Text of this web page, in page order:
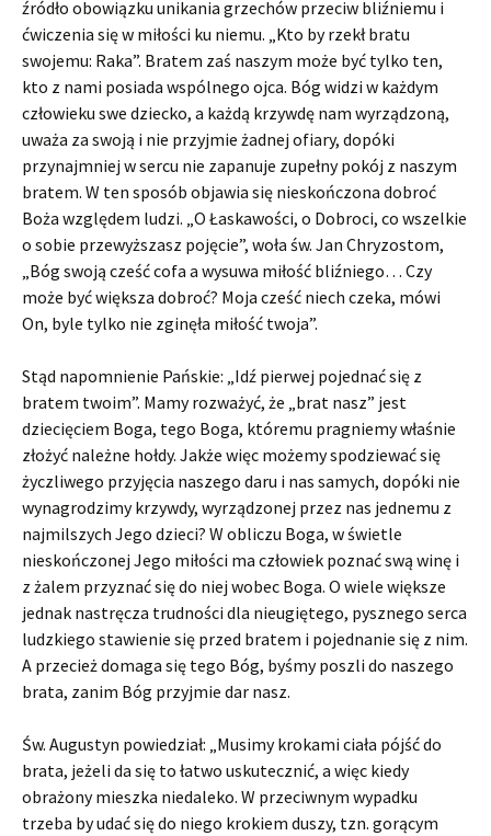
źródło obowiązku unikania grzechów przeciw bliźniemu i
ćwiczenia się w miłości ku niemu. „Kto by rzekł bratu
swojemu: Raka”. Bratem zaś naszym może być tylko ten,
kto z nami posiada wspólnego ojca. Bóg widzi w każdym
człowieku swe dziecko, a każdą krzywdę nam wyrządzoną,
uważa za swoją i nie przyjmie żadnej ofiary, dopóki
przynajmniej w sercu nie zapanuje zupełny pokój z naszym
bratem. W ten sposób objawia się nieskończona dobroć
Boża względem ludzi. „O Łaskawości, o Dobroci, co wszelkie
o sobie przewyższasz pojęcie”, woła św. Jan Chryzostom,
„Bóg swoją cześć cofa a wysuwa miłość bliźniego… Czy
może być większa dobroć? Moja cześć niech czeka, mówi
On, byle tylko nie zginęła miłość twoja”.
Stąd napomnienie Pańskie: „Idź pierwej pojednać się z
bratem twoim”. Mamy rozważyć, że „brat nasz” jest
dziecięciem Boga, tego Boga, któremu pragniemy właśnie
złożyć należne hołdy. Jakże więc możemy spodziewać się
życzliwego przyjęcia naszego daru i nas samych, dopóki nie
wynagrodzimy krzywdy, wyrządzonej przez nas jednemu z
najmilszych Jego dzieci? W obliczu Boga, w świetle
nieskończonej Jego miłości ma człowiek poznać swą winę i
z żalem przyznać się do niej wobec Boga. O wiele większe
jednak nastręcza trudności dla nieugiętego, pysznego serca
ludzkiego stawienie się przed bratem i pojednanie się z nim.
A przecież domaga się tego Bóg, byśmy poszli do naszego
brata, zanim Bóg przyjmie dar nasz.
Św. Augustyn powiedział: „Musimy krokami ciała pójść do
brata, jeżeli da się to łatwo uskutecznić, a więc kiedy
obrażony mieszka niedaleko. W przeciwnym wypadku
trzeba by udać się do niego krokiem duszy, tzn. gorącym